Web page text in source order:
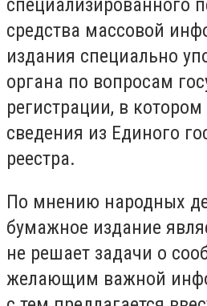
специализированного
средства массовой
издания специально
органа по вопросам
регистрации, в
сведения из Единого
реестра.
По мнению народных
бумажное издание
не решает задачи о
желающим важной